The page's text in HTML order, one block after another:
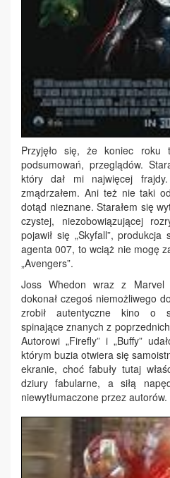
Przyjęło się, że koniec roku
podsumowań, przeglądów.
który dał mi najwięcej
zmądrzałem. Ani też nie taki
dotąd nieznane. Starałem się
czystej, niezobowiązującej
pojawił się „Skyfall”,
agenta 007, to wciąż nie mogę
„Avengers”.
Joss Whedon wraz z Marvel
dokonał czegoś niemożliwego
zrobił autentyczne kino o
spinające znanych z
Autorowi „Firefly” i „Buffy”
którym buzia otwiera się
ekranie, choć fabuły tutaj
dziury fabularne, a siłą
niewytłumaczone przez autorów.